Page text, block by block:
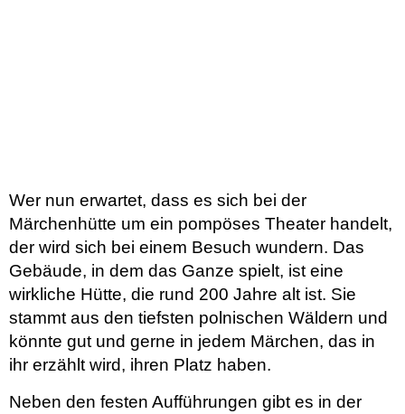
Wer nun erwartet, dass es sich bei der
Märchenhütte um ein pompöses Theater handelt,
der wird sich bei einem Besuch wundern. Das
Gebäude, in dem das Ganze spielt, ist eine
wirkliche Hütte, die rund 200 Jahre alt ist. Sie
stammt aus den tiefsten polnischen Wäldern und
könnte gut und gerne in jedem Märchen, das in
ihr erzählt wird, ihren Platz haben.
Neben den festen Aufführungen gibt es in der